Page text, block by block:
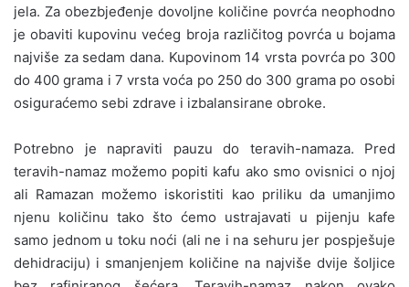
jela. Za obezbjeđenje dovoljne količine povrća neophodno
je obaviti kupovinu većeg broja različitog povrća u bojama
najviše za sedam dana. Kupovinom 14 vrsta povrća po 300
do 400 grama i 7 vrsta voća po 250 do 300 grama po osobi
osiguraćemo sebi zdrave i izbalansirane obroke.
Potrebno je napraviti pauzu do teravih-namaza. Pred
teravih-namaz možemo popiti kafu ako smo ovisnici o njoj
ali Ramazan možemo iskoristiti kao priliku da umanjimo
njenu količinu tako što ćemo ustrajavati u pijenju kafe
samo jednom u toku noći (ali ne i na sehuru jer pospješuje
dehidraciju) i smanjenjem količine na najviše dvije šoljice